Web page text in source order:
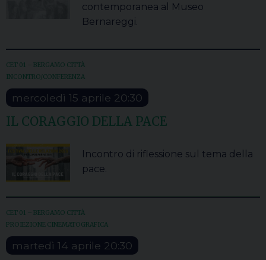
contemporanea al Museo
Bernareggi.
CET 01 – BERGAMO CITTÀ
INCONTRO/CONFERENZA
mercoledì 15 aprile 20:30
IL CORAGGIO DELLA PACE
Incontro di riflessione sul tema della
pace.
CET 01 – BERGAMO CITTÀ
PROIEZIONE CINEMATOGRAFICA
martedì 14 aprile 20:30